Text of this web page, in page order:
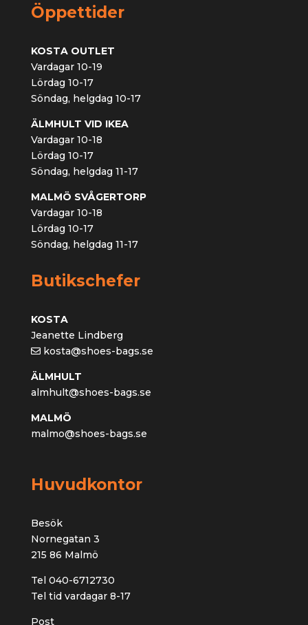
Öppettider
KOSTA OUTLET
Vardagar 10-19
Lördag 10-17
Söndag, helgdag 10-17
ÄLMHULT VID IKEA
Vardagar 10-18
Lördag 10-17
Söndag, helgdag 11-17
MALMÖ SVÅGERTORP
Vardagar 10-18
Lördag 10-17
Söndag, helgdag 11-17
Butikschefer
KOSTA
Jeanette Lindberg
kosta@shoes-bags.se
ÄLMHULT
almhult@shoes-bags.se
MALMÖ
malmo@shoes-bags.se
Huvudkontor
Besök
Nornegatan 3
215 86 Malmö
Tel 040-6712730
Tel tid vardagar 8-17
Post